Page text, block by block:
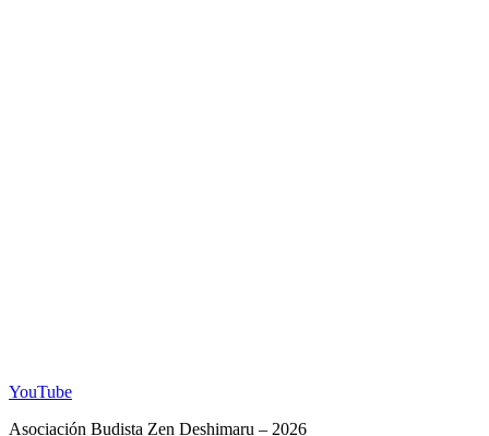
YouTube
Asociación Budista Zen Deshimaru – 2026